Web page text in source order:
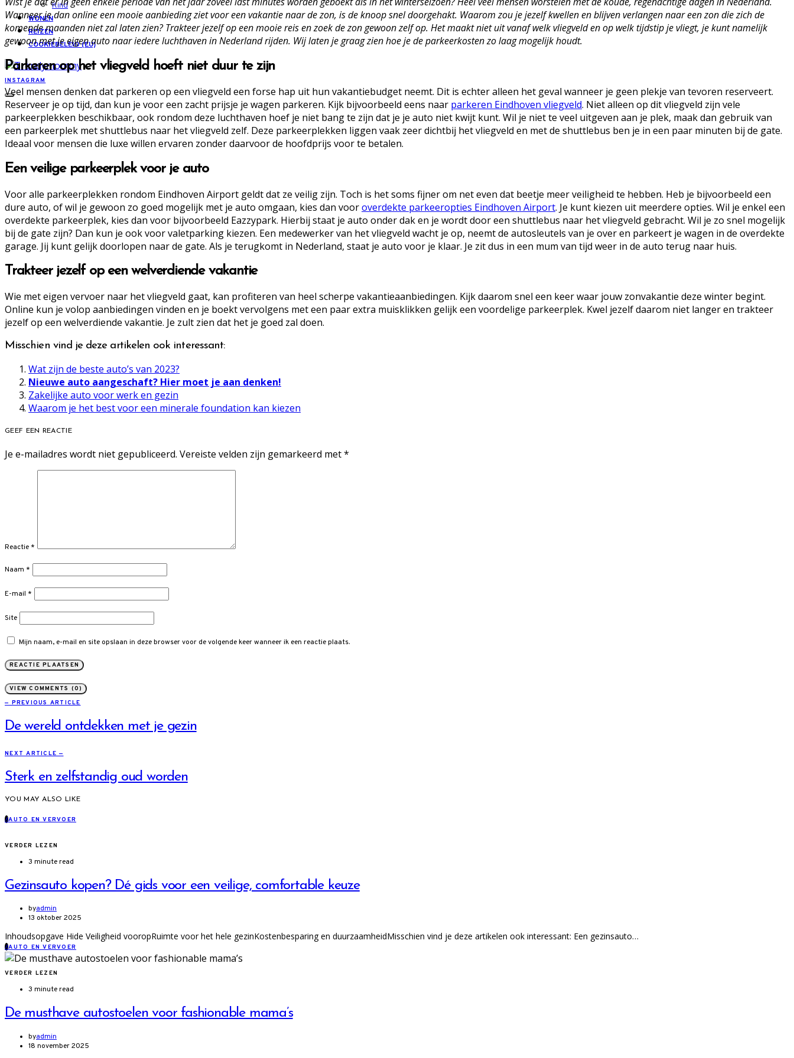
Kind
WONEN
REIZEN
COOKIEBELEID (EU)
INSTAGRAM
Wanneer je dan online een mooie aanbieding ziet voor een vakantie naar de zon, is de knoop snel doorgehakt. Waarom zou je jezelf kwellen en blijven verlangen naar een zon die zich de
komende maanden niet zal laten zien? Trakteer jezelf op een mooie reis en zoek de zon gewoon zelf op. Het maakt niet uit vanaf welk vliegveld en op welk tijdstip je vliegt, je kunt namelijk
gewoon met je eigen auto naar iedere luchthaven in Nederland rijden. Wij laten je graag zien hoe je de parkeerkosten zo laag mogelijk houdt.
Parkeren op het vliegveld hoeft niet duur te zijn
Veel mensen denken dat parkeren op een vliegveld een forse hap uit hun vakantiebudget neemt. Dit is echter alleen het geval wanneer je geen plekje van tevoren reserveert.
Reserveer je op tijd, dan kun je voor een zacht prijsje je wagen parkeren. Kijk bijvoorbeeld eens naar parkeren Eindhoven vliegveld. Niet alleen op dit vliegveld zijn vele
parkeerplekken beschikbaar, ook rondom deze luchthaven hoef je niet bang te zijn dat je je auto niet kwijt kunt. Wil je niet te veel uitgeven aan je plek, maak dan gebruik van
een parkeerplek met shuttlebus naar het vliegveld zelf. Deze parkeerplekken liggen vaak zeer dichtbij het vliegveld en met de shuttlebus ben je in een paar minuten bij de gate.
Ideaal voor mensen die luxe willen ervaren zonder daarvoor de hoofdprijs voor te betalen.
Een veilige parkeerplek voor je auto
Voor alle parkeerplekken rondom Eindhoven Airport geldt dat ze veilig zijn. Toch is het soms fijner om net even dat beetje meer veiligheid te hebben. Heb je bijvoorbeeld een
dure auto, of wil je gewoon zo goed mogelijk met je auto omgaan, kies dan vooroverdekte parkeeropties Eindhoven Airport. Je kunt kiezen uit meerdere opties. Wil je enkel een
overdekte parkeerplek, kies dan voor bijvoorbeeld Eazzypark. Hierbij staat je auto onder dak en je wordt door een shuttlebus naar het vliegveld gebracht. Wil je zo snel mogelijk
bij de gate zijn? Dan kun je ook voor valetparking kiezen. Een medewerker van het vliegveld wacht je op, neemt de autosleutels van je over en parkeert je wagen in de overdekte
garage. Jij kunt gelijk doorlopen naar de gate. Als je terugkomt in Nederland, staat je auto voor je klaar. Je zit dus in een mum van tijd weer in de auto terug naar huis.
Trakteer jezelf op een welverdiende vakantie
Wie met eigen vervoer naar het vliegveld gaat, kan profiteren van heel scherpe vakantieaanbiedingen. Kijk daarom snel een keer waar jouw zonvakantie deze winter begint.
Online kun je volop aanbiedingen vinden en je boekt vervolgens met een paar extra muisklikken gelijk een voordelige parkeerplek. Kwel jezelf daarom niet langer en trakteer
jezelf op een welverdiende vakantie. Je zult zien dat het je goed zal doen.
Misschien vind je deze artikelen ook interessant:
Wat zijn de beste auto’s van 2023?
Nieuwe auto aangeschaft? Hier moet je aan denken!
Zakelijke auto voor werk en gezin
Waarom je het best voor een minerale foundation kan kiezen
GEEF EEN REACTIE
Je e-mailadres wordt niet gepubliceerd. Vereiste velden zijn gemarkeerd met*
Reactie *
Naam *
E-mail *
Site
Mijn naam, e-mail en site opslaan in deze browser voor de volgende keer wanneer ik een reactie plaats.
VIEW COMMENTS (0)
— PREVIOUS ARTICLE
De wereld ontdekken met je gezin
NEXT ARTICLE —
Sterk en zelfstandig oud worden
YOU MAY ALSO LIKE
AAUTO EN VERVOER
VERDER LEZEN
3 minute read
Gezinsauto kopen? Dé gids voor een veilige, comfortable keuze
byadmin
13 oktober 2025
Inhoudsopgave Hide Veiligheid vooropRuimte voor het hele gezinKostenbesparing en duurzaamheidMisschien vind je deze artikelen ook interessant: Een gezinsauto…
AAUTO EN VERVOER
VERDER LEZEN
3 minute read
De musthave autostoelen voor fashionable mama’s
byadmin
18 november 2025